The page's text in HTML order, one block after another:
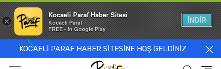
KOCAELİ PARAF HABER SİTESİNE HOŞ GELDİNİZ
×
Kocaeli Paraf Haber Sitesi
Kocaeli Paraf
FREE - In Google Play
İNDİR